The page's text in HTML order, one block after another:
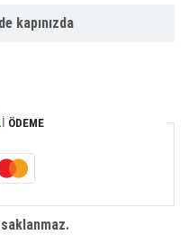
kapınızda
ÖDEME